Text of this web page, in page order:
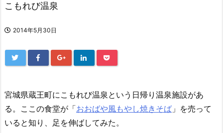
こもれび温泉
2014年5月30日
宮城県蔵王町にこもれび温泉という日帰り温泉施設があ
る。ここの食堂が「おおばや風もやし焼きそば 」を売って
いると知り、足を伸ばしてみた。